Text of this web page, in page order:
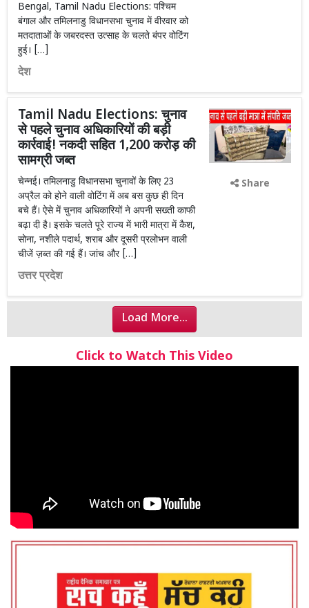
Bengal, Tamil Nadu Elections: पश्चिम
बंगाल और तमिलनाडु विधानसभा चुनाव में वीरवार को
मतदाताओं के जबरदस्त उत्साह के चलते बंपर वोटिंग
हुई। […]
देश
Tamil Nadu Elections: चुनाव
से पहले चुनाव अधिकारियों की बड़ी
कार्रवाई! नकदी सहित 1,200 करोड़ की
सामग्री जब्त
चेन्नई। तमिलनाडु विधानसभा चुनावों के लिए 23
अप्रैल को होने वाली वोटिंग में अब बस कुछ ही दिन
बचे हैं। ऐसे में चुनाव अधिकारियों ने अपनी सख्ती काफी
बढ़ा दी है। इसके चलते पूरे राज्य में भारी मात्रा में कैश,
सोना, नशीले पदार्थ, शराब और दूसरी प्रलोभन वाली
चीजें ज़ब्त की गई हैं। जांच और […]
उत्तर प्रदेश
Share
Load More...
Click to Watch This Video